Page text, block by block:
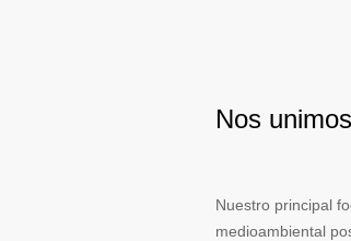
Nos
Nuestro principal
medioambiental